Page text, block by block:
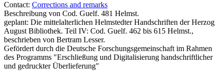
Contact: Corrections and remarks
Beschreibung von Cod. Guelf. 481 Helmst.
geplant: Die mittelalterlichen Helmstedter Handschriften der Herzog
August Bibliothek. Teil IV: Cod. Guelf. 462 bis 615 Helmst.,
beschrieben von Bertram Lesser.
Gefördert durch die Deutsche Forschungsgemeinschaft im Rahmen
des Programms "Erschließung und Digitalisierung handschriftlicher
und gedruckter Überlieferung"